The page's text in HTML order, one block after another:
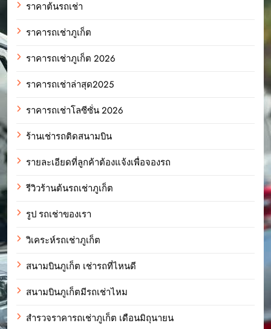
ราคาต้นรถเช่า
ราคารถเช่าภูเก็ต
ราคารถเช่าภูเก็ต 2026
ราคารถเช่าล่าสุด2025
ราคารถเช่าโลซีซั่น 2026
ร้านเช่ารถติดสนามบิน
รายละเอียดที่ลูกค้าต้องแจ้งเพื่อจองรถ
รีวิวร้านต้นรถเช่าภูเก็ต
รูป รถเช่าของเรา
วิเคระห์รถเช่าภูเก็ต
สนามบินภูเก็ต เช่ารถที่ไหนดี
สนามบินภูเก็ตมีรถเช่าไหม
สำรวจราคารถเช่าภูเก็ต เดือนมิถุนายน